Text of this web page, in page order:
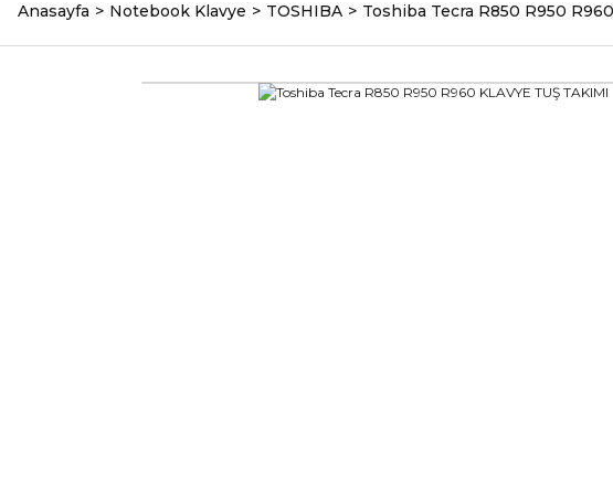
Anasayfa Notebook Klavye TOSHIBA Toshiba Tecra R850 R950